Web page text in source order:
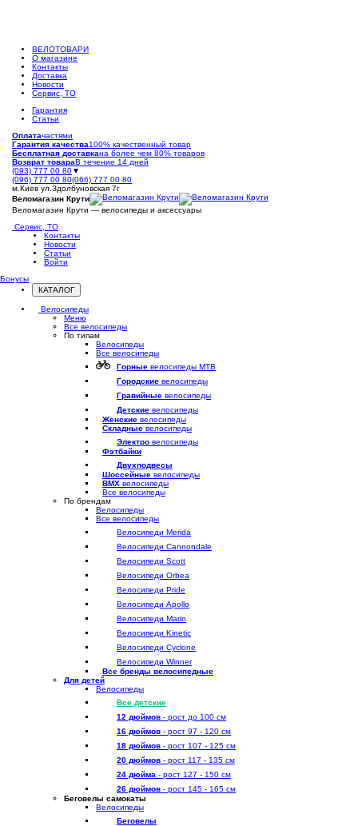
ВЕЛОТОВАРИ
О магазине
Контакты
Доставка
Новости
Сервис, ТО
Гарантия
Статьи
Оплатачастями
Гарантия качества100% качественный товар
Бесплатная доставкана более чем 80% товаров
Возврат товараВ течение 14 дней
(093) 777 00 80▼
(096) 777 00 80(066) 777 00 80
м.Киев ул.Здолбуновская 7г
Веломагазин Крути
Веломагазин Крути — велосипеды и аксессуары
Сервис, ТО
Контакты
Новости
Статьи
Войти
Бонусы
КАТАЛОГ
Открыть
меню
Велосипеды
Меню
Все велосипеды
По типам
Велосипеды
Все велосипеды
Горные велосипеды MTB
Городские велосипеды
Гравийные велосипеды
Детские велосипеды
Женские велосипеды
Складные велосипеды
Электро велосипеды
Фэтбайки
Двухподвесы
Шоссейные велосипеды
BMX велосипеды
Все велосипеды
По брендам
Велосипеды
Все велосипеды
Велосипеди Merida
Велосипеди Cannondale
Велосипеди Scott
Велосипеди Orbea
Велосипеди Pride
Велосипеди Apollo
Велосипеди Marin
Велосипеди Kinetic
Велосипеди Cyclone
Велосипеди Winner
Все бренды велосипедные
Для детей
Велосипеды
Все детские
12 дюймов - рост до 100 см
16 дюймов - рост 97 - 120 см
18 дюймов - рост 107 - 125 см
20 дюймов - рост 117 - 135 см
24 дюйма - рост 127 - 150 см
26 дюймов - рост 145 - 165 см
Беговелы самокаты
Велосипеды
Беговелы